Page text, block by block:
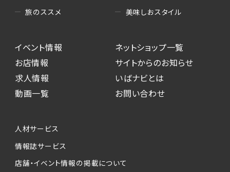
旅のススメ
美味しおスタイル
イベント情報
お店情報
求人情報
動画一覧
ネットショップ一覧
サイトからのお知らせ
いばナビとは
お問い合わせ
人材サービス
情報誌サービス
店舗・イベント情報の掲載について